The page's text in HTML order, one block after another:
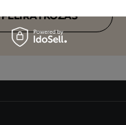
FELIRATKOZÁS